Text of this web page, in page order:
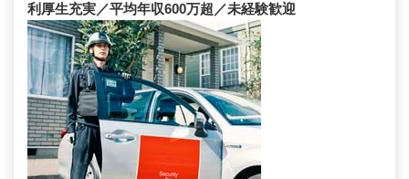
利厚生充実／平均年収600万超／未経験歓迎